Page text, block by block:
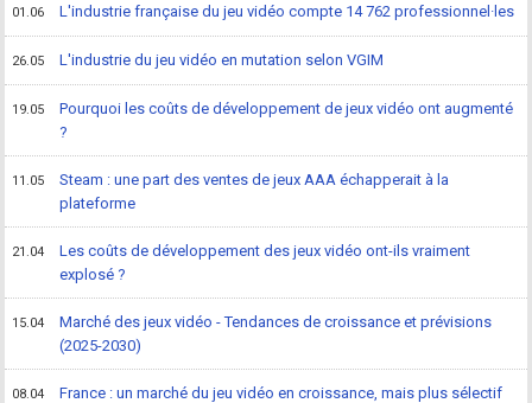
01.06 L'industrie française du jeu vidéo compte 14 762 professionnel·les
26.05 L'industrie du jeu vidéo en mutation selon VGIM
19.05
Pourquoi les coûts de développement de jeux vidéo ont augmenté
?
11.05
Steam : une part des ventes de jeux AAA échapperait à la
plateforme
21.04
Les coûts de développement des jeux vidéo ont-ils vraiment
explosé ?
15.04
Marché des jeux vidéo - Tendances de croissance et prévisions
(2025-2030)
08.04 France : un marché du jeu vidéo en croissance, mais plus sélectif